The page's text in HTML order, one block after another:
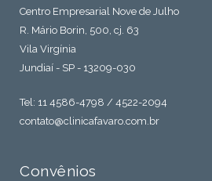
Centro Empresarial Nove de Julho
R. Mário Borin, 500, cj. 63
Vila Virgínia
Jundiaí - SP - 13209-030
Tel: 11 4586-4798 / 4522-2094
contato@clinicafavaro.com.br
Convênios